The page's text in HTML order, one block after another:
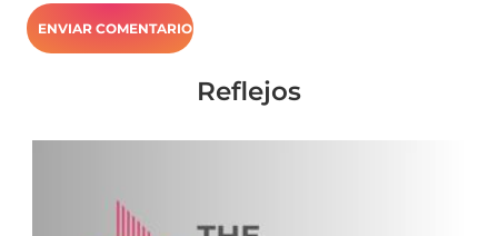
Reflejos